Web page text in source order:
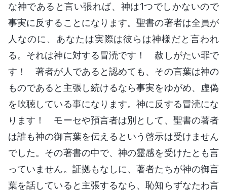
な神であると言い張れば、神は1つでしかないので
事実に反することになります。聖書の著者は全員が
人なのに、あなたは実際は彼らは神様だと言われ
る。それは神に対する冒涜です！ 赦しがたい罪で
す！ 著者が人であると認めても、その言葉は神の
ものであると主張し続けるなら事実をゆがめ、虚偽
を吹聴している事になります。神に反する冒涜にな
ります！ モーセや預言者は別として、聖書の著者
は誰も神の御言葉を伝えるという啓示は受けません
でした。その著書の中で、神の霊感を受けたとも言
っていません。証拠もなしに、著者たちが神の御言
葉を話していると主張するなら、恥知らずなたわ言